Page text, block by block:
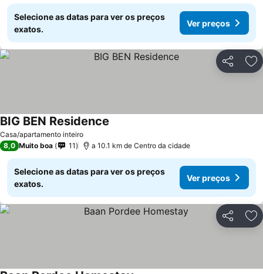
Selecione as datas para ver os preços
exatos.
Ver preços
Partilhar
Casa/apartamento inteiro
BIG BEN Residence
8,0 Muito boa 11 a 10.1 km de Centro da cidade
Selecione as datas para ver os preços
exatos.
Ver preços
Partilhar